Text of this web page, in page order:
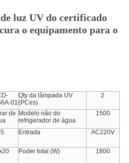
luz UV do certificado
o equipamento para o
01
Qty da lâmpada UV
(PCes)
2
de Modelo não do
refrigerador de água
1500
Entrada AC220V
Poder total (W) 1800